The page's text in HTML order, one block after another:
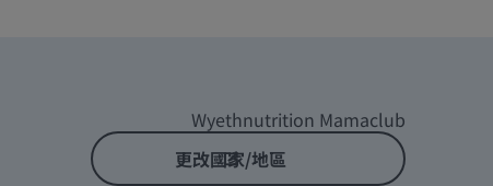
Wyethnutrition Mamaclub
更改國家/地區